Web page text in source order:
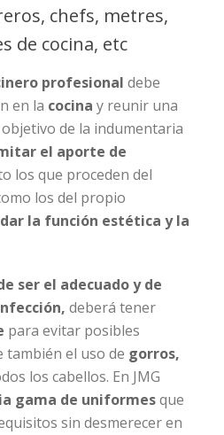
chefs, metres,
de cocina, etc
profesional debe
en la cocina y reunir una
de la indumentaria
el aporte de
los que proceden del
los del propio
la función estética y la
ser el adecuado y de
deberá tener
para evitar posibles
también el uso de gorros,
los cabellos. En JMG
gama de uniformesque
sin desmerecer en